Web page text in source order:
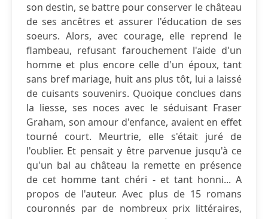
son destin, se battre pour conserver le château
de ses ancêtres et assurer l'éducation de ses
soeurs. Alors, avec courage, elle reprend le
flambeau, refusant farouchement l'aide d'un
homme et plus encore celle d'un époux, tant
sans bref mariage, huit ans plus tôt, lui a laissé
de cuisants souvenirs. Quoique conclues dans
la liesse, ses noces avec le séduisant Fraser
Graham, son amour d'enfance, avaient en effet
tourné court. Meurtrie, elle s'était juré de
l'oublier. Et pensait y être parvenue jusqu'à ce
qu'un bal au château la remette en présence
de cet homme tant chéri - et tant honni... A
propos de l'auteur. Avec plus de 15 romans
couronnés par de nombreux prix littéraires,